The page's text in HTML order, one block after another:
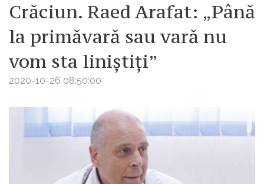
Crăciun. Raed Arafat: „Până
la primăvară sau vară nu
vom sta liniștiți”
2020-10-26 08:50:00